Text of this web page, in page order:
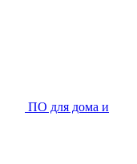
ПО для дома и